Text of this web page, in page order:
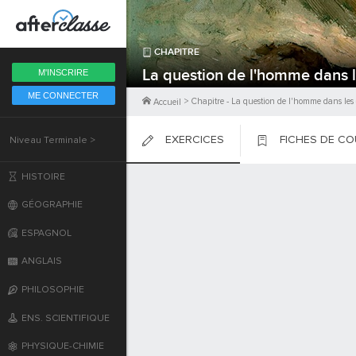
CHAPITRE
La question de l'homme dans
Accueil > Chapitre - La question de l'homme dans
EXERCICES FICHES DE
M'INSCRIRE
ME CONNECTER
Niveau Terminale >
HISTOIRE
GÉOGRAPHIE
ESPAGNOL
ANGLAIS
PHILOSOPHIE
ENS. SCIENTIFIQUE
PHYSIQUE-CHIMIE
Fermer
6ème
5ème
4ème